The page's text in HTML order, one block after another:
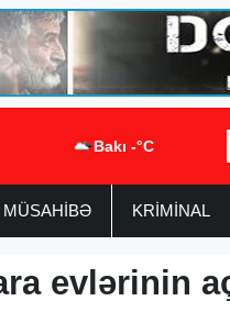
Bakı -°C
MÜSAHİBƏ KRİMİNAL
evlərinin